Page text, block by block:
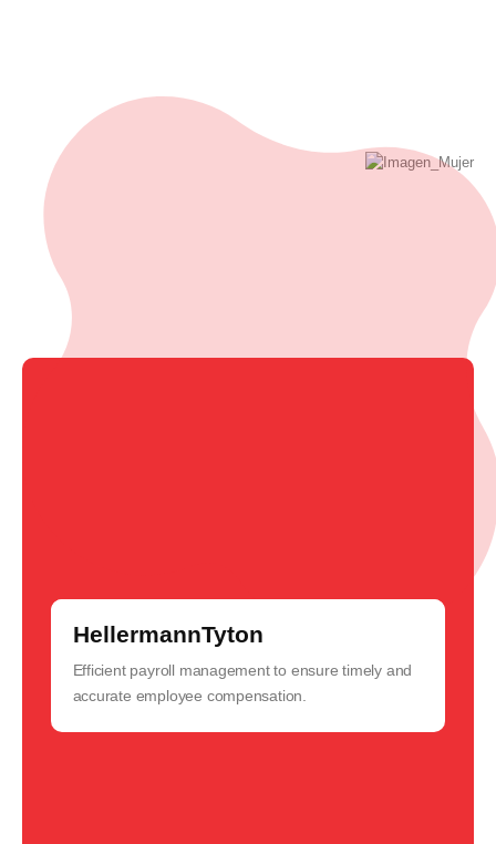
HellermannTyton
Efficient payroll management to ensure timely and
accurate employee compensation.